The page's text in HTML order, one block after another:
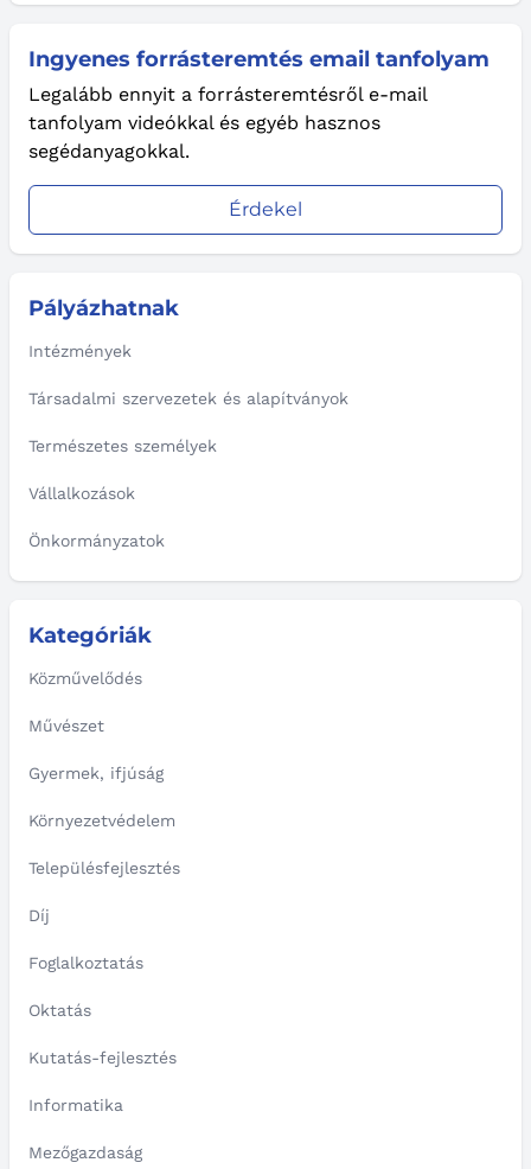
Ingyenes forrásteremtés email tanfolyam
Legalább ennyit a forrásteremtésről e-mail
tanfolyam videókkal és egyéb hasznos
segédanyagokkal.
Érdekel
Pályázhatnak
Intézmények
Társadalmi szervezetek és alapítványok
Természetes személyek
Vállalkozások
Önkormányzatok
Kategóriák
Közművelődés
Művészet
Gyermek, ifjúság
Környezetvédelem
Településfejlesztés
Díj
Foglalkoztatás
Oktatás
Kutatás-fejlesztés
Informatika
Mezőgazdaság